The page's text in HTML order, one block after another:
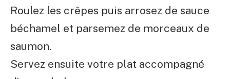
Roulez les crêpes puis arrosez de sauce
béchamel et parsemez de morceaux de
saumon.
Servez ensuite votre plat accompagné